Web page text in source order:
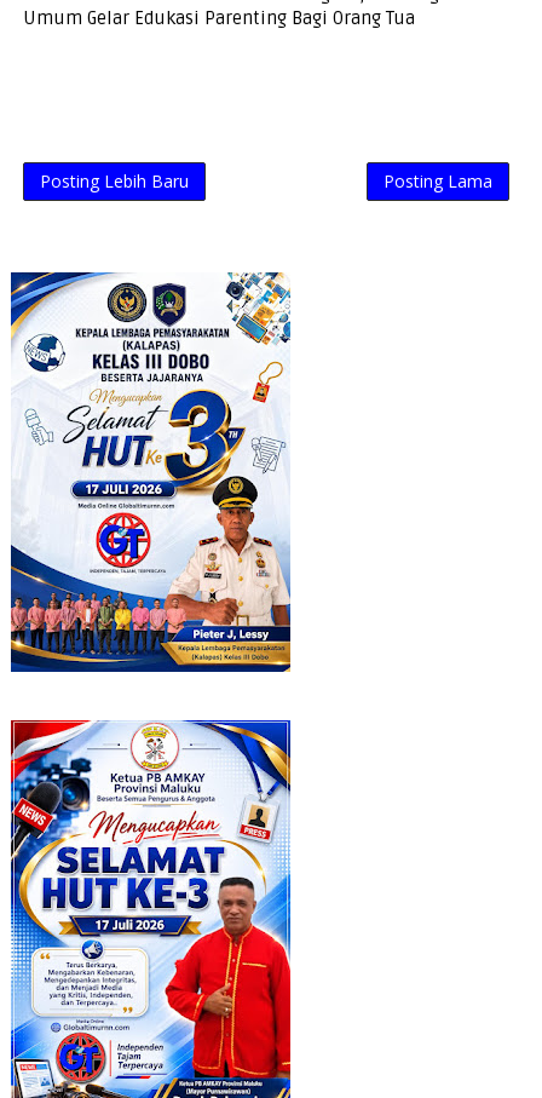
Umum Gelar Edukasi Parenting Bagi Orang Tua
Posting Lebih Baru Posting Lama